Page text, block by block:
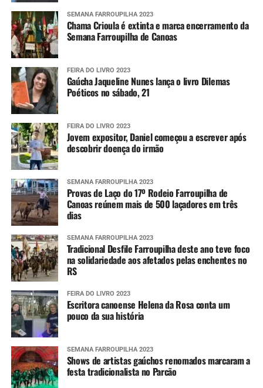
SEMANA FARROUPILHA 2023
Chama Crioula é extinta e marca encerramento da
Semana Farroupilha de Canoas
FEIRA DO LIVRO 2023
Gaúcha Jaqueline Nunes lança o livro Dilemas
Poéticos no sábado, 21
FEIRA DO LIVRO 2023
Jovem expositor, Daniel começou a escrever após
descobrir doença do irmão
SEMANA FARROUPILHA 2023
Provas de Laço do 17º Rodeio Farroupilha de
Canoas reúnem mais de 500 laçadores em três
dias
SEMANA FARROUPILHA 2023
Tradicional Desfile Farroupilha deste ano teve foco
na solidariedade aos afetados pelas enchentes no
RS
FEIRA DO LIVRO 2023
Escritora canoense Helena da Rosa conta um
pouco da sua história
SEMANA FARROUPILHA 2023
Shows de artistas gaúchos renomados marcaram a
festa tradicionalista no Parcão